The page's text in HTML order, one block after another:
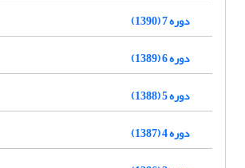
دوره 7 (1390)
دوره 6 (1389)
دوره 5 (1388)
دوره 4 (1387)